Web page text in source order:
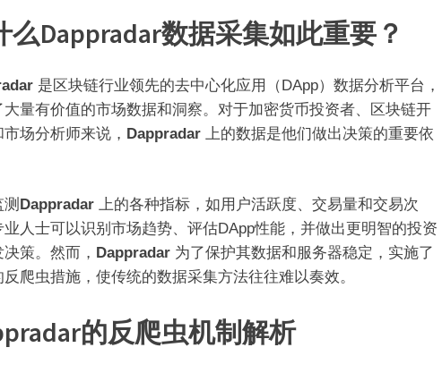
么Dappradar数据采集如此重要？
是区块链行业领先的去中心化应用（DApp）数据分析平台，
大量有价值的市场数据和洞察。对于加密货币投资者、区块链开
场分析师来说， Dappradar 上的数据是他们做出决策的重要依
Dappradar 上的各种指标，如用户活跃度、交易量和交易次
业人士可以识别市场趋势、评估DApp性能，并做出更明智的投资
策。然而， Dappradar 为了保护其数据和服务器稳定，实施了
爬虫措施，使传统的数据采集方法往往难以奏效。
的反爬虫机制解析